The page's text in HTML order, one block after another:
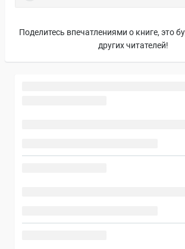
Поделитесь впечатлениями о книге, это
других читателей!